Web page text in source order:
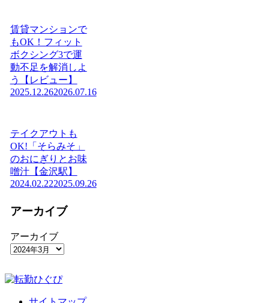
賃貸マンションで
もOK！フィット
ボクシング3で運
動不足を解消しよ
う【レビュー】
2025.12.262026.07.16
テイクアウトも
OK!「そらみそ」
のおにぎりとお味
噌汁【金沢駅】
2024.02.222025.09.26
アーカイブ
アーカイブ